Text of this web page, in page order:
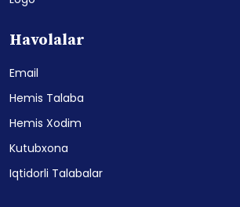
Havolalar
Email
Hemis Talaba
Hemis Xodim
Kutubxona
Iqtidorli Talabalar